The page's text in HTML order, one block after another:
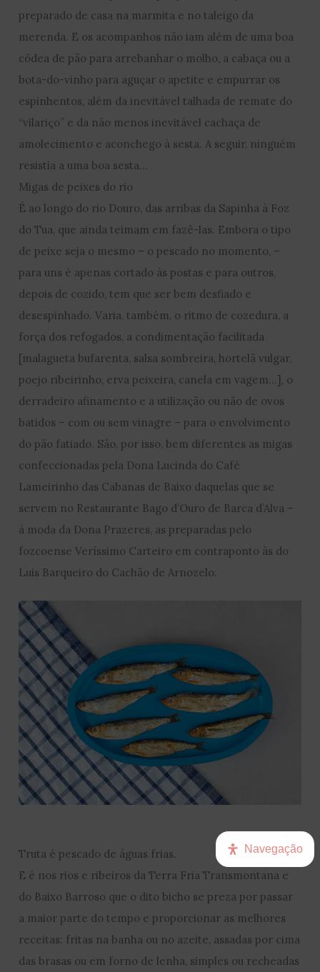
preparado de casa na marmita e no taleigo da
merenda. E os acompanhos não iam além de uma boa
côdea de pão para arrebanhar o molho, a cabaça ou a
bota-do-vinho para aguçar o apetite e empurrar os
espinhentos, além da inevitável talhada de remate do
“vilariço” e da não menos inevitável cachaça de
amolecimento e aconchego à sesta. A seguir, ninguém
resistia a uma boa sesta…
Migas de peixes do rio
É ao longo do rio Douro, das arribas da Sapinha à Foz
do Tua, que ainda teimam em fazê-las. Embora o tipo
de peixe seja o mesmo – o pescado no momento, –
para uns é apenas cortado às postas e para outros,
depois de cozido, tem que ser bem desfiado e
desespinhado. Varia, também, o ritmo de cozedura, a
força dos refogados, a condimentação facilitada
[malagueta bufarenta, salsa sombreira, hortelã vulgar,
poejo ribeirinho, erva peixeira, canela em vagem…], o
derradeiro afinamento e a utilização ou não de ovos
batidos – com ou sem vinagre – para o envolvimento
do pão fatiado. São, por isso, bem diferentes as migas
confeccionadas pela Dona Lucinda do Café
Lameirinho das Cabanas de Baixo daquelas que se
servem no Restaurante Bago d’Ouro de Barca d’Alva –
à moda da Dona Prazeres, as preparadas pelo
fozcoense Veríssimo Carteiro em contraponto às do
Luis Barqueiro do Cachão de Arnozelo.
Truta é pescado de águas frias.
E é nos rios e ribeiros da Terra Fria Transmontana e
do Baixo Barroso que o dito bicho se preza por passar
a maior parte do tempo e proporcionar as melhores
receitas: fritas na banha ou no azeite, assadas por cima
das brasas ou em forno de lenha, simples ou recheadas
Navegação